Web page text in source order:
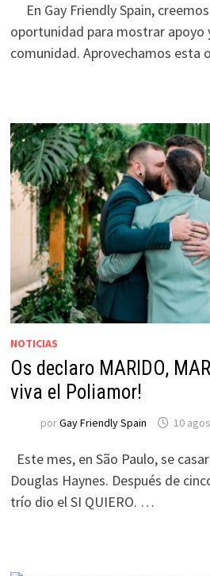
En Gay Friendly Spain,
oportunidad para mostrar apoyo
comunidad. Aprovechamos esta
NOTICIAS
Os declaro MARIDO,
viva el Poliamor!
porGay Friendly Spain 10
Este mes, en São Paulo, se
Douglas Haynes. Después de
trío dio el SI QUIERO. …